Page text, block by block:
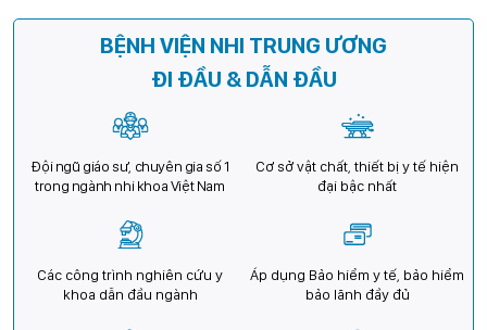
BỆNH VIỆN NHI TRUNG ƯƠNG
ĐI ĐẦU & DẪN ĐẦU
Đội ngũ giáo sư, chuyên gia số 1
trong ngành nhi khoa Việt Nam
Cơ sở vật chất, thiết bị y tế hiện
đại bậc nhất
Các công trình nghiên cứu y
khoa dẫn đầu ngành
Áp dụng Bảo hiểm y tế, bảo hiểm
bảo lãnh đầy đủ